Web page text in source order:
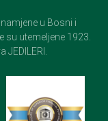
u Bosni i
su utemeljene 1923.